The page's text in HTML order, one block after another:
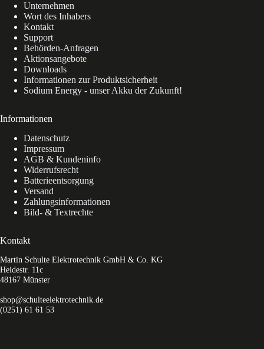
Unternehmen
Wort des Inhabers
Kontakt
Support
Behörden-Anfragen
Aktionsangebote
Downloads
Informationen zur Produktsicherheit
Sodium Energy - unser Akku der Zukunft!
Informationen
Datenschutz
Impressum
AGB & Kundeninfo
Widerrufsrecht
Batterieentsorgung
Versand
Zahlungsinformationen
Bild- & Textrechte
Kontakt
Martin Schulte Elektrotechnik GmbH & Co. KG
Heidestr. 11c
48167 Münster
shop@schulteelektrotechnik.de
(0251) 61 61 53